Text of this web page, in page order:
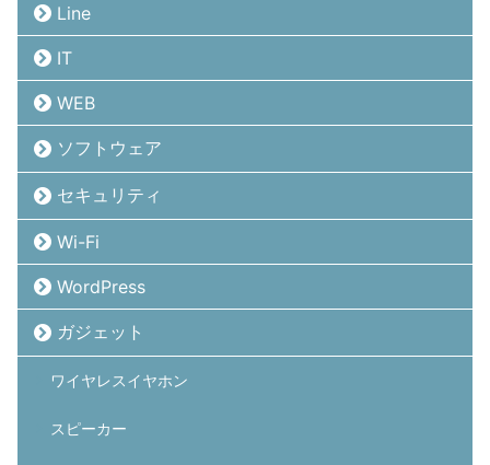
Line
IT
WEB
ソフトウェア
セキュリティ
Wi-Fi
WordPress
ガジェット
ワイヤレスイヤホン
スピーカー